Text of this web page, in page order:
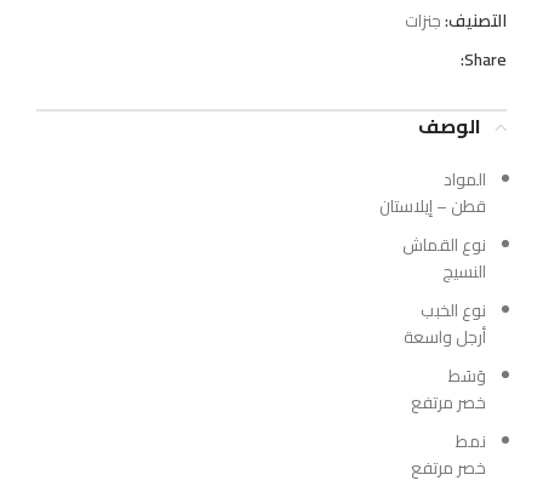
التصنيف:جنزات
Share:
الوصف
المواد
قطن – إيلاستان
نوع القماش
النسيج
نوع الخبب
أرجل واسعة
وَسَط
خصر مرتفع
نمط
خصر مرتفع